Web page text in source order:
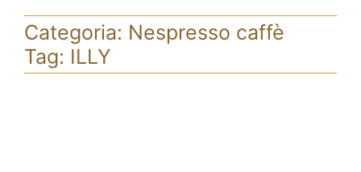
Categoria: Nespresso caffè
Tag: ILLY